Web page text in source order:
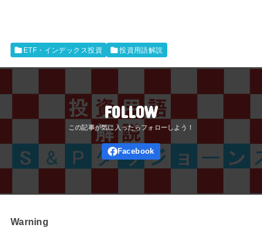
ETF・インデックス投資 投資用語解説
FOLLOW
Warning